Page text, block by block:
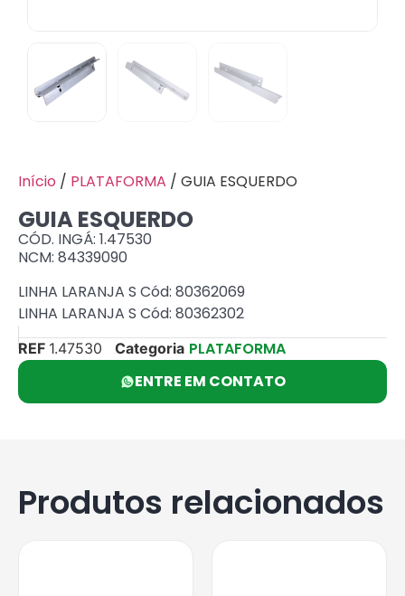
Início / PLATAFORMA / GUIA ESQUERDO
GUIA ESQUERDO
CÓD. INGÁ: 1.47530
NCM: 84339090
LINHA LARANJA S Cód: 80362069
LINHA LARANJA S Cód: 80362302
REF 1.47530 Categoria PLATAFORMA
ENTRE EM CONTATO
Produtos relacionados